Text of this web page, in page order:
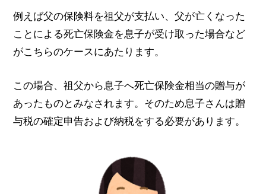
例えば父の保険料を祖父が支払い、父が亡くなった
ことによる死亡保険金を息子が受け取った場合など
がこちらのケースにあたります。
この場合、祖父から息子へ死亡保険金相当の贈与が
あったものとみなされます。そのため息子さんは贈
与税の確定申告および納税をする必要があります。